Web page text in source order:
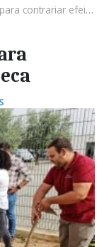
efeitos da seca